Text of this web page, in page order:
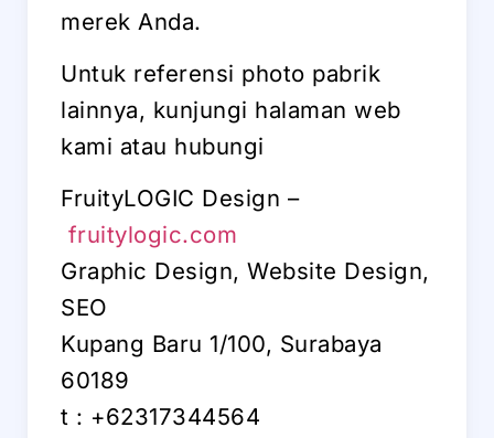
merek Anda.
Untuk referensi photo pabrik
lainnya, kunjungi halaman web
kami atau hubungi
FruityLOGIC Design –
fruitylogic.com
Graphic Design, Website Design,
SEO
Kupang Baru 1/100, Surabaya
60189
t : +62317344564